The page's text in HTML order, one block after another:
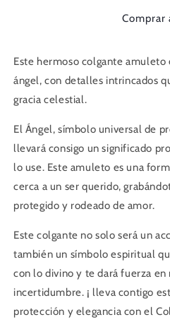
Comprar
Este hermoso colgante
ángel, con detalles intrincados
gracia celestial.
El Ángel, símbolo universal de
llevará consigo un significado
lo use. Este amuleto es una
cerca a un ser querido,
protegido y rodeado de amor.
Este colgante no solo será un
también un símbolo espiritual
con lo divino y te dará fuerza
incertidumbre. ¡ lleva contigo
protección y elegancia con el